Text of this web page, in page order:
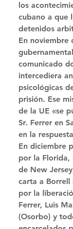
los
cubano a que
detenidos
En noviembre
comunicado
intercediera
psicológicas
prisión. Ese
de la UE «se
Sr. Ferrer en
en la
En diciembre
por la Florida,
de New
carta a Borrell
por la
Ferrer, Luis
(Osorbo) y